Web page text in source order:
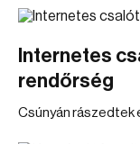
Internetes
rendőrség
Csúnyán rászedtek